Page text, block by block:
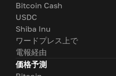
Bitcoin Cash
USDC
Shiba Inu
ワードプレス上で
電報経由
価格予測